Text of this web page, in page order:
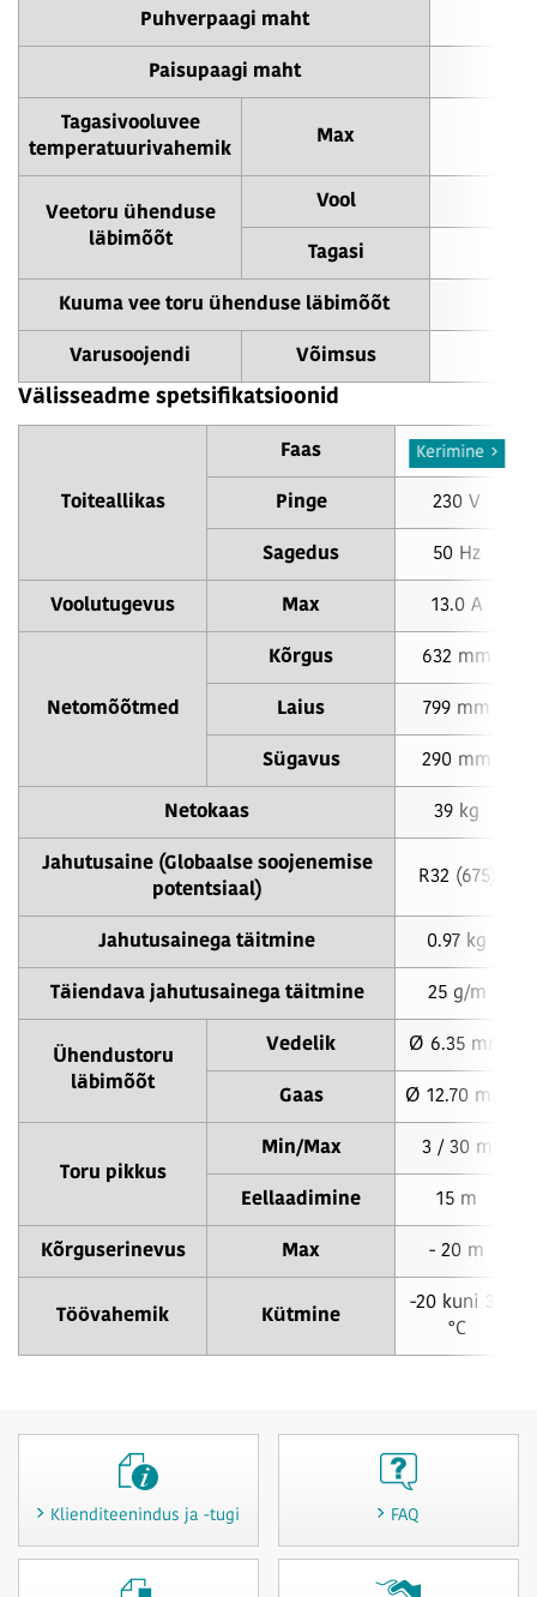
Puhverpaagi maht
Paisupaagi maht
Tagasivooluvee
temperatuurivahemik
Max
Veetoru ühenduse
läbimõõt
Vool
Tagasi
Kuuma vee toru ühenduse läbimõõt
Varusoojendi Võimsus
Välisseadme spetsifikatsioonid
Toiteallikas
Faas 1 ø
Pinge 230 V
Sagedus 50 Hz
Voolutugevus Max 13.0 A
Netomõõtmed
Kõrgus 632 mm
Laius 799 mm
Sügavus 290 mm
Netokaas 39 kg
Jahutusaine (Globaalse soojenemise
potentsiaal)
R32 (675)
Jahutusainega täitmine 0.97 kg
Täiendava jahutusainega täitmine 25 g/m
Ühendustoru
läbimõõt
Vedelik Ø 6.35 mm
Gaas Ø 12.70 mm
Toru pikkus
Min/Max 3 / 30 m
Eellaadimine 15 m
Kõrguserinevus Max - 20 m
Töövahemik Kütmine
-20 kuni 35
°C
Kerimine
Klienditeenindus ja -tugi FAQ